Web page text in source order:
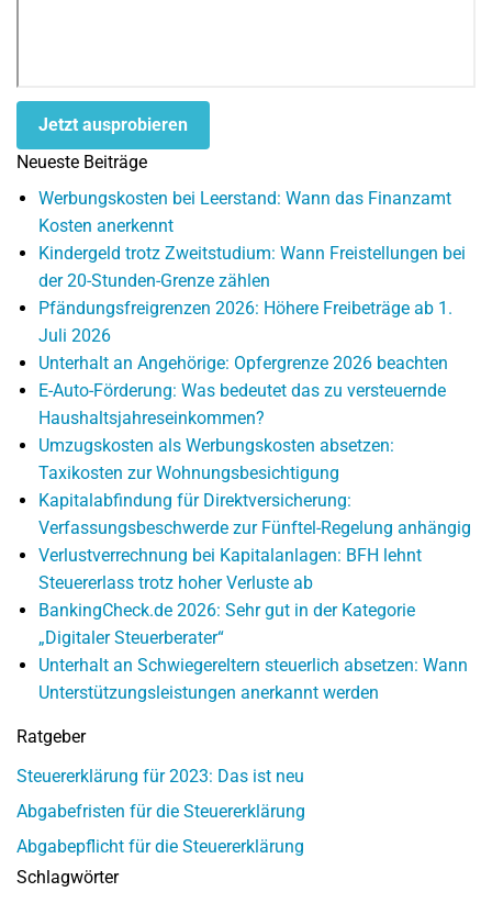
Jetzt ausprobieren
Neueste Beiträge
Werbungskosten bei Leerstand: Wann das Finanzamt
Kosten anerkennt
Kindergeld trotz Zweitstudium: Wann Freistellungen bei
der 20-Stunden-Grenze zählen
Pfändungsfreigrenzen 2026: Höhere Freibeträge ab 1.
Juli 2026
Unterhalt an Angehörige: Opfergrenze 2026 beachten
E-Auto-Förderung: Was bedeutet das zu versteuernde
Haushaltsjahreseinkommen?
Umzugskosten als Werbungskosten absetzen:
Taxikosten zur Wohnungsbesichtigung
Kapitalabfindung für Direktversicherung:
Verfassungsbeschwerde zur Fünftel-Regelung anhängig
Verlustverrechnung bei Kapitalanlagen: BFH lehnt
Steuererlass trotz hoher Verluste ab
BankingCheck.de 2026: Sehr gut in der Kategorie
„Digitaler Steuerberater“
Unterhalt an Schwiegereltern steuerlich absetzen: Wann
Unterstützungsleistungen anerkannt werden
Ratgeber
Steuererklärung für 2023: Das ist neu
Abgabefristen für die Steuererklärung
Abgabepflicht für die Steuererklärung
Schlagwörter